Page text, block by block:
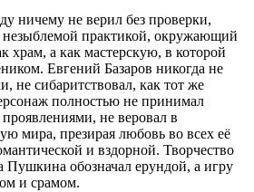
ничему не верил без проверки,
незыблемой практикой, окружающий
храм, а как мастерскую, в которой
Евгений Базаров никогда не
не сибаритствовал, как тот же
полностью не принимал
не веровал в
мира, презирая любовь во всех её
и вздорной. Творчество
Пушкина обозначал ерундой, а игру
и срамом.